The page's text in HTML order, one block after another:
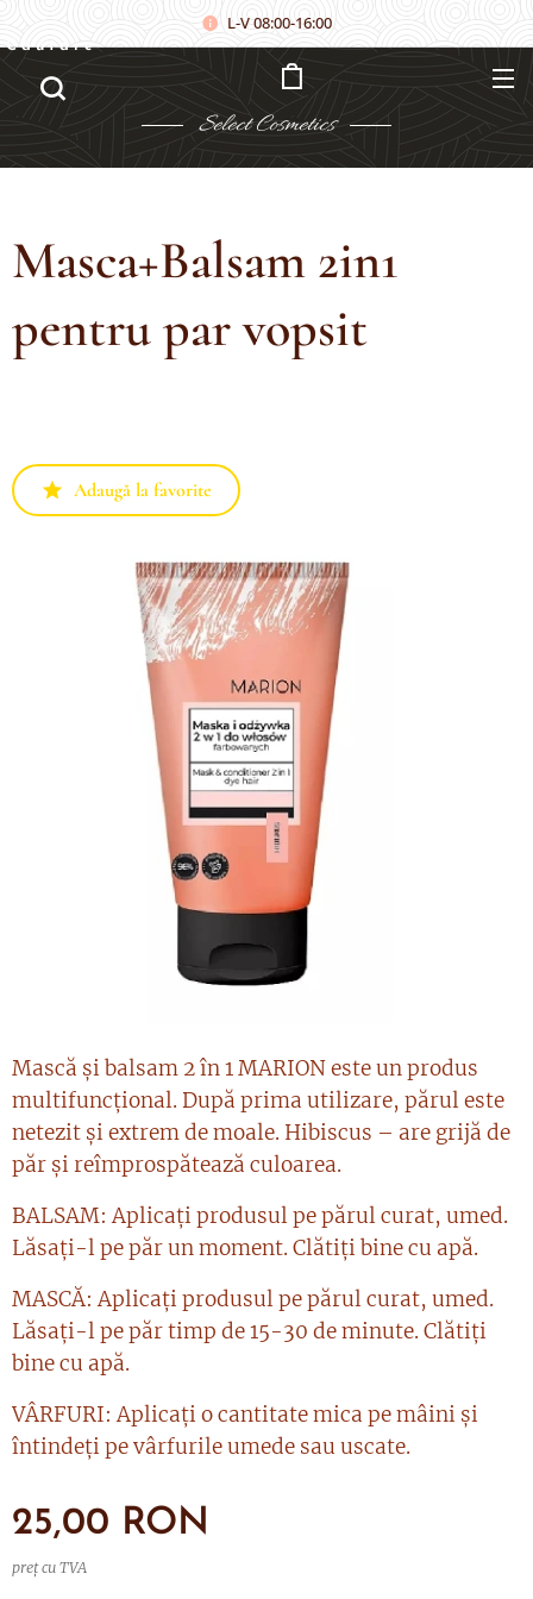
L-V 08:00-16:00
Select Cosmetics
Căutare
Masca+Balsam 2in1
pentru par vopsit
Adaugă la favorite
Mască și balsam 2 în 1 MARION este un produs
multifuncțional. După prima utilizare, părul este
netezit și extrem de moale. Hibiscus – are grijă de
păr și reîmprospătează culoarea.
BALSAM: Aplicați produsul pe părul curat, umed.
Lăsați-l pe păr un moment. Clătiți bine cu apă.
MASCĂ: Aplicați produsul pe părul curat, umed.
Lăsați-l pe păr timp de 15-30 de minute. Clătiți
bine cu apă.
VÂRFURI: Aplicați o cantitate mica pe mâini și
întindeți pe vârfurile umede sau uscate.
25,00 RON
preț cu TVA